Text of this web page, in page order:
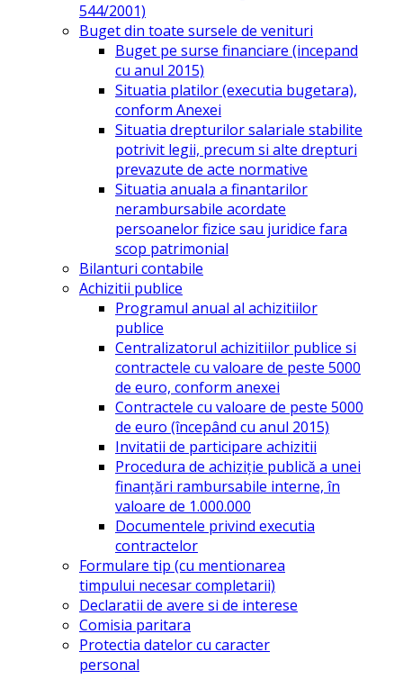
544/2001)
Buget din toate sursele de venituri
Buget pe surse financiare (incepand
cu anul 2015)
Situatia platilor (executia bugetara),
conform Anexei
Situatia drepturilor salariale stabilite
potrivit legii, precum si alte drepturi
prevazute de acte normative
Situatia anuala a finantarilor
nerambursabile acordate
persoanelor fizice sau juridice fara
scop patrimonial
Bilanturi contabile
Achizitii publice
Programul anual al achizitiilor
publice
Centralizatorul achizitiilor publice si
contractele cu valoare de peste 5000
de euro, conform anexei
Contractele cu valoare de peste 5000
de euro (începând cu anul 2015)
Invitatii de participare achizitii
Procedura de achiziție publică a unei
finanțări rambursabile interne, în
valoare de 1.000.000
Documentele privind executia
contractelor
Formulare tip (cu mentionarea
timpului necesar completarii)
Declaratii de avere si de interese
Comisia paritara
Protectia datelor cu caracter
personal